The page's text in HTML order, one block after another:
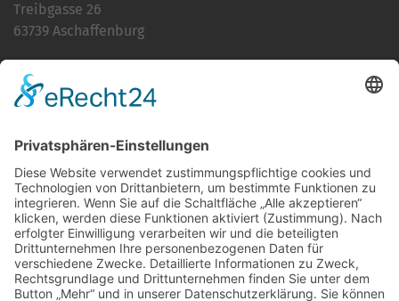
Treibgasse 26
63739 Aschaffenburg
E-Mailinfo@martinushaus.de
Mo?Fr8.30 ? 12.00 Uhr
Mo?Do13.00 ? 16.00 Uhr